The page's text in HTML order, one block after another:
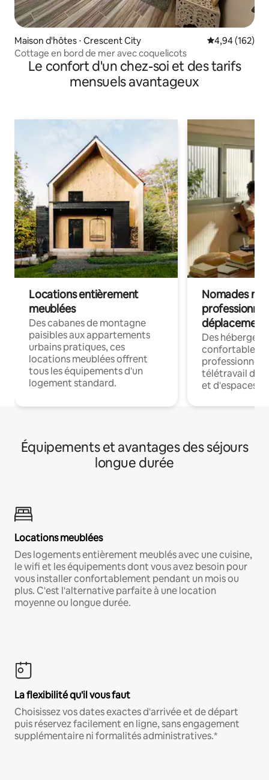
Maison d'hôtes ⋅ Crescent City Évaluation
4,94 (162)
Cottage en bord de mer avec coquelicots
Le confort d'un chez-soi et des tarifs
mensuels avantageux
Locations entièrement
meublées
Des cabanes de montagne
paisibles aux appartements
urbains pratiques, ces
locations meublées offrent
tous les équipements d'un
logement standard.
Nomades
déplacement
Des
confortables
professionnels
télétravail
et d'espaces
Équipements et avantages des séjours
longue durée
Locations meublées
Des logements entièrement meublés avec une cuisine,
le wifi et les équipements dont vous avez besoin pour
vous installer confortablement pendant un mois ou
plus. C'est l'alternative parfaite à une location
moyenne ou longue durée.
La flexibilité qu'il vous faut
Choisissez vos dates exactes d'arrivée et de départ
puis réservez facilement en ligne, sans engagement
supplémentaire ni formalités administratives.*